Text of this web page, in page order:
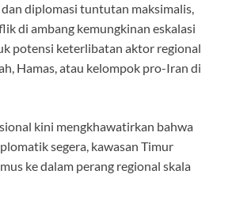
diplomasi tuntutan maksimalis,
di ambang kemungkinan eskalasi
potensi keterlibatan aktor regional
Hamas, atau kelompok pro-Iran di
kini mengkhawatirkan bahwa
segera, kawasan Timur
ke dalam perang regional skala